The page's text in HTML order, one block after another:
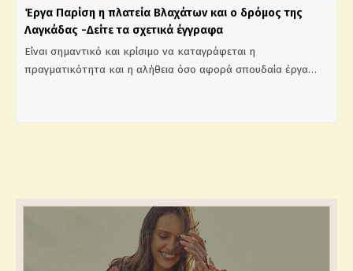
Έργα Παρίση η πλατεία Βλαχάτων και ο δρόμος της
Λαγκάδας -Δείτε τα σχετικά έγγραφα
Είναι σημαντικό και κρίσιμο να καταγράφεται η
πραγματικότητα και η αλήθεια όσο αφορά σπουδαία έργα…